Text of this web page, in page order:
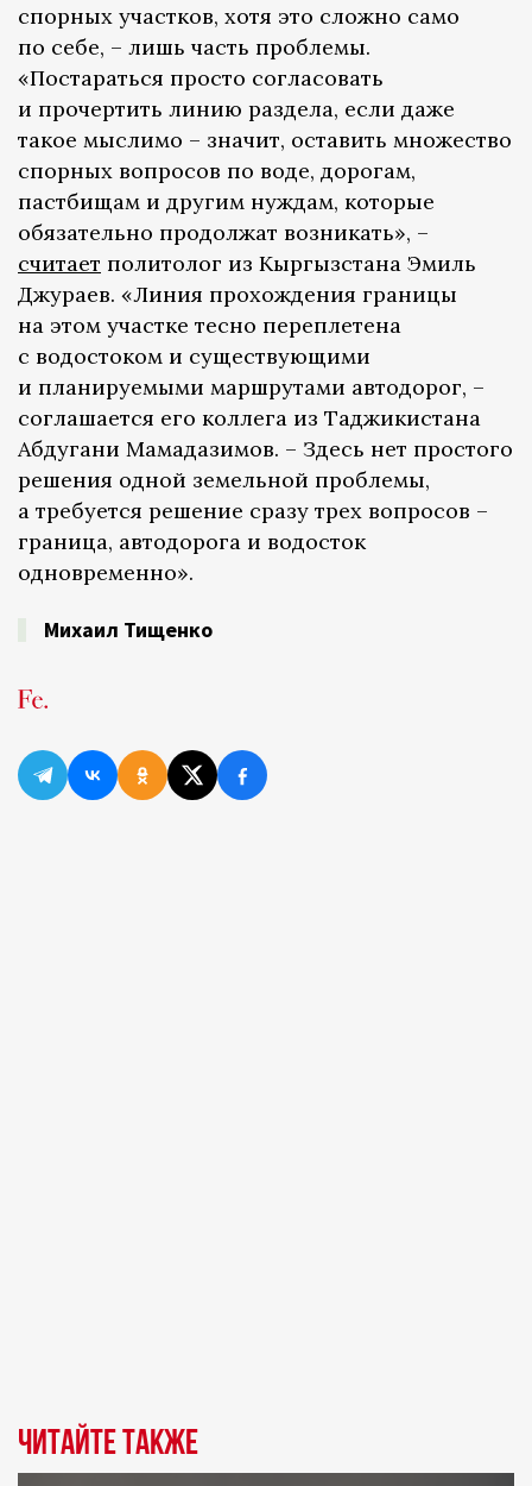
спорных участков, хотя это сложно само
по себе, – лишь часть проблемы.
«Постараться просто согласовать
и прочертить линию раздела, если даже
такое мыслимо – значит, оставить множество
спорных вопросов по воде, дорогам,
пастбищам и другим нуждам, которые
обязательно продолжат возникать», –
считает политолог из Кыргызстана Эмиль
Джураев. «Линия прохождения границы
на этом участке тесно переплетена
с водостоком и существующими
и планируемыми маршрутами автодорог, –
соглашается его коллега из Таджикистана
Абдугани Мамадазимов. – Здесь нет простого
решения одной земельной проблемы,
а требуется решение сразу трех вопросов –
граница, автодорога и водосток
одновременно».
Михаил Тищенко
Читайте также